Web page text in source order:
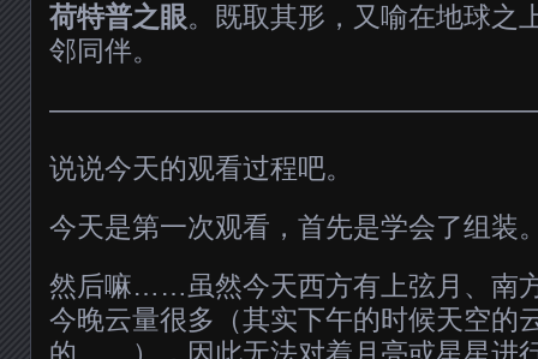
荷特普之眼。既取其形，又喻在地球之
邻同伴。
说说今天的观看过程吧。
今天是第一次观看，首先是学会了组装
然后嘛……虽然今天西方有上弦月、南
今晚云量很多（其实下午的时候天空的